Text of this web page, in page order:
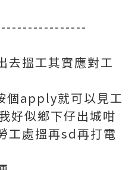
去搵工其實應對工
apply就可以見工
好似鄉下仔出城咁
工處搵再sd再打電